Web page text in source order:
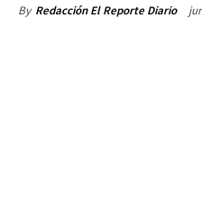
By Redacción El Reporte Diario